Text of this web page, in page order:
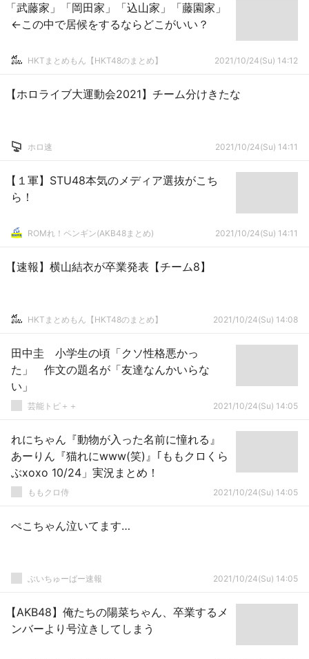
「武藤家」「岡田家」「込山家」「藤園家」
←この中で居候をするならどこがいい？
HKTまとめもん【HKT48のまとめ】 2021/10/24(Su) 14:12
【ホロライブ大運動会2021】チーム分けきたな
ホロ速 2021/10/24(Su) 14:11
【１軍】STU48本気のメディア選抜がこち
ら！
ROMれ！ペンギン(AKB48まとめ) 2021/10/24(Su) 14:11
【速報】横山結衣が卒業発表【チーム8】
HKTまとめもん【HKT48のまとめ】 2021/10/24(Su) 14:08
田中圭 小学生の頃「クソ性格悪かっ
た」 作文の題名が「友達なんかいらな
い」
芸能トピ＋＋ 2021/10/24(Su) 14:05
れにちゃん『動物が入った名前に憧れる』
あーりん『猫れにwww(笑)』｢ももクロくら
ぶxoxo 10/24」実況まとめ！
ももクロ侍 2021/10/24(Su) 14:05
ぺこちゃん泣いてます…
ぶいちゅーばー速報 2021/10/24(Su) 14:05
【AKB48】俺たちの陽菜ちゃん、卒業するメ
ンバーより号泣きしてしまう